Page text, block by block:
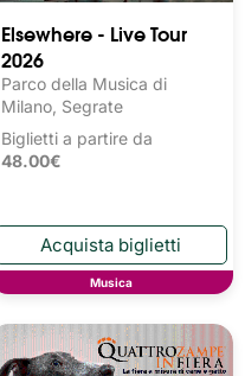
Elsewhere - Live Tour
2026
Parco della Musica di
Milano, Segrate
Biglietti a partire da
48.00€
Musica